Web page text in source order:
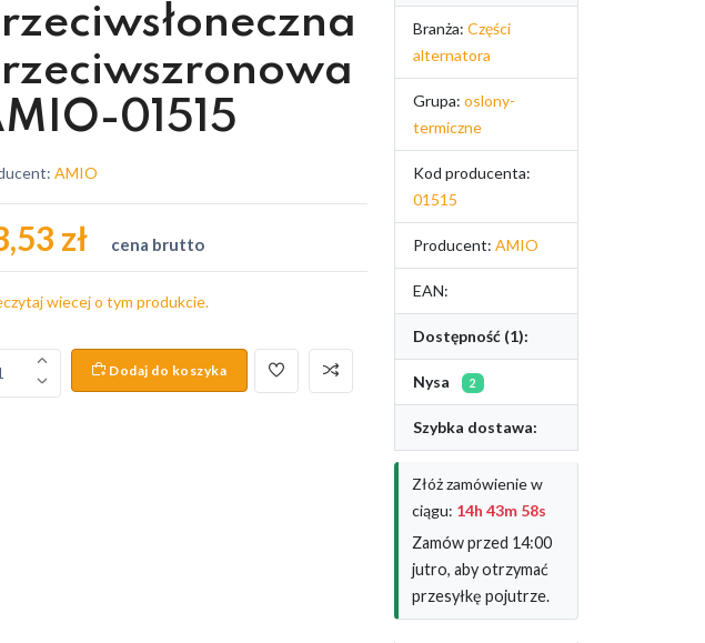
01515
AMIO
zł cena brutto
wiecej o tym produkcie.
Dodaj do koszyka
Branża: Części
alternatora
Grupa: oslony-
termiczne
Kod producenta:
01515
Producent: AMIO
EAN:
Dostępność (1):
Nysa 2
Szybka dostawa:
Złóż zamówienie w
ciągu: 14h 43m 57s
Zamów przed 14:00
jutro, aby otrzymać
przesyłkę pojutrze.